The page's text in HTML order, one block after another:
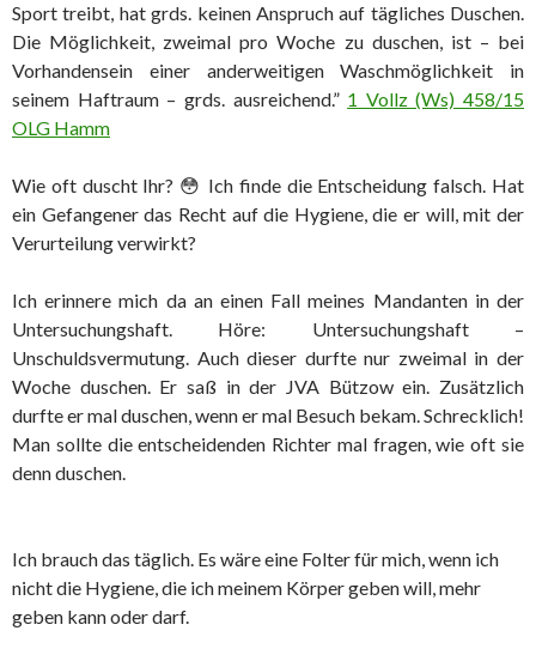
Sport treibt, hat grds. keinen Anspruch auf tägliches Duschen.
Die Möglichkeit, zweimal pro Woche zu duschen, ist – bei
Vorhandensein einer anderweitigen Waschmöglichkeit in
seinem Haftraum – grds. ausreichend.” 1 Vollz (Ws) 458/15
OLG Hamm
Wie oft duscht Ihr? 😳 Ich finde die Entscheidung falsch. Hat
ein Gefangener das Recht auf die Hygiene, die er will, mit der
Verurteilung verwirkt?
Ich erinnere mich da an einen Fall meines Mandanten in der
Untersuchungshaft. Höre: Untersuchungshaft –
Unschuldsvermutung. Auch dieser durfte nur zweimal in der
Woche duschen. Er saß in der JVA Bützow ein. Zusätzlich
durfte er mal duschen, wenn er mal Besuch bekam. Schrecklich!
Man sollte die entscheidenden Richter mal fragen, wie oft sie
denn duschen.
Ich brauch das täglich. Es wäre eine Folter für mich, wenn ich
nicht die Hygiene, die ich meinem Körper geben will, mehr
geben kann oder darf.